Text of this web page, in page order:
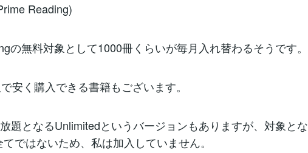
Reading)
の無料対象として1000冊くらいが毎月入れ替わるそうです。
安く購入できる書籍もございます。
題となるUnlimitedというバージョンもありますが、対象とな
ではないため、私は加入していません。